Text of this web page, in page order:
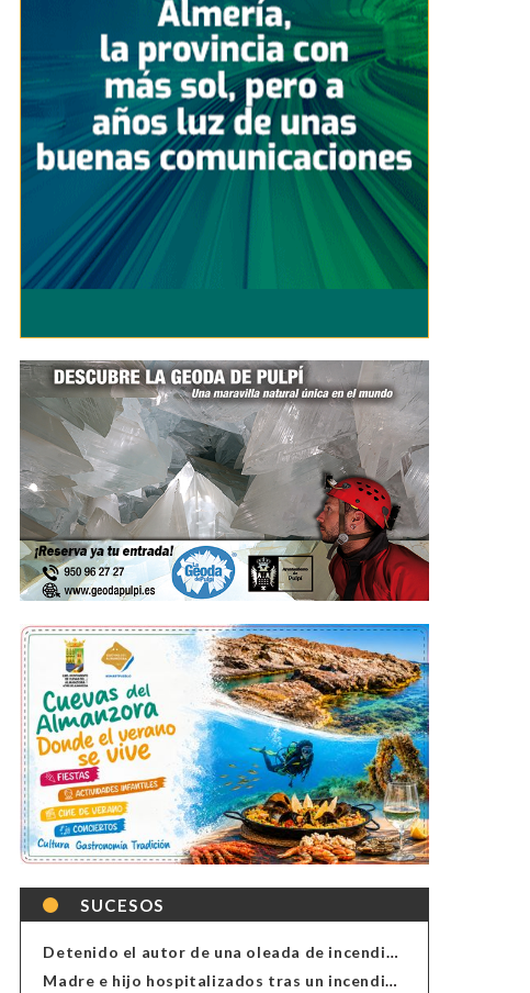
SUCESOS
Detenido el autor de una oleada de incendios de contenedores en Almería
Madre e hijo hospitalizados tras un incendio en la cocina de una vivienda en Almería